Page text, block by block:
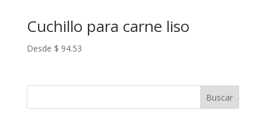
Cuchillo para carne liso
Desde $ 94.53